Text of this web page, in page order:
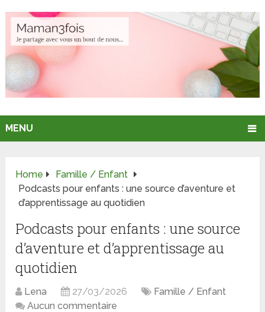
MENU
Home
Famille / Enfant
Podcasts pour enfants : une source d’aventure et
d’apprentissage au quotidien
Podcasts pour enfants : une source
d’aventure et d’apprentissage au
quotidien
Lena 27/03/2026
Famille / Enfant
Aucun commentaire